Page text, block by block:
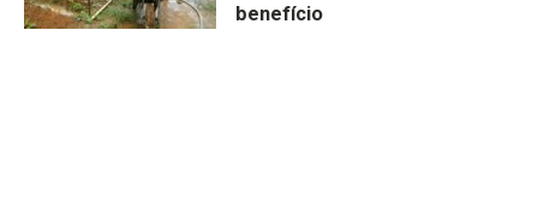
benefício